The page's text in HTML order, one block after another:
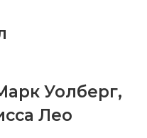
Уолберг,
Лео